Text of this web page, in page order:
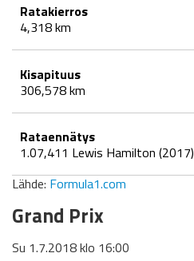
Ratakierros
4,318 km
Kisapituus
306,578 km
Rataennätys
1.07,411 Lewis Hamilton (2017)
Lähde: Formula1.com
Grand Prix
Su 1.7.2018 klo 16:00